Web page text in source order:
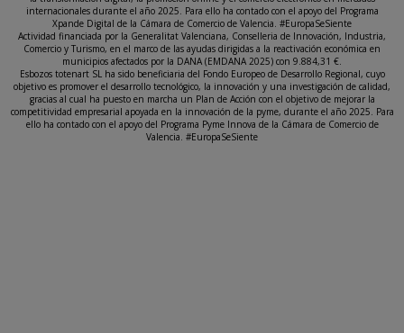
internacionales durante el año 2025. Para ello ha contado con el apoyo del Programa
Xpande Digital de la Cámara de Comercio de Valencia. #EuropaSeSiente
Actividad financiada por la Generalitat Valenciana, Conselleria de Innovación, Industria,
Comercio y Turismo, en el marco de las ayudas dirigidas a la reactivación económica en
municipios afectados por la DANA (EMDANA 2025) con 9.884,31 €.
Esbozos totenart SL ha sido beneficiaria del Fondo Europeo de Desarrollo Regional, cuyo
objetivo es promover el desarrollo tecnológico, la innovación y una investigación de calidad,
gracias al cual ha puesto en marcha un Plan de Acción con el objetivo de mejorar la
competitividad empresarial apoyada en la innovación de la pyme, durante el año 2025. Para
ello ha contado con el apoyo del Programa Pyme Innova de la Cámara de Comercio de
Valencia. #EuropaSeSiente